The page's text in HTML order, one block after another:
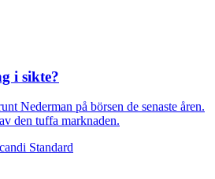
i sikte?
Nederman på börsen de senaste åren.
den tuffa marknaden.
Standard